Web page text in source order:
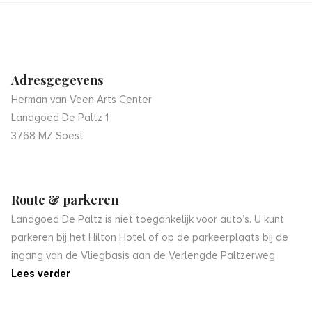
Adresgegevens
Herman van Veen Arts Center
Landgoed De Paltz 1
3768 MZ Soest
Route & parkeren
Landgoed De Paltz is niet toegankelijk voor auto’s. U kunt
parkeren bij het Hilton Hotel of op de parkeerplaats bij de
ingang van de Vliegbasis aan de Verlengde Paltzerweg.
Lees verder